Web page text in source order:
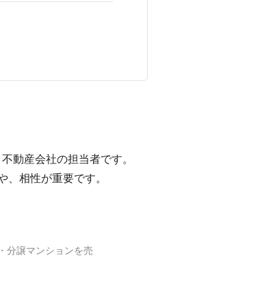
動産会社の担当者です。
相性が重要です。
分譲マンションを売